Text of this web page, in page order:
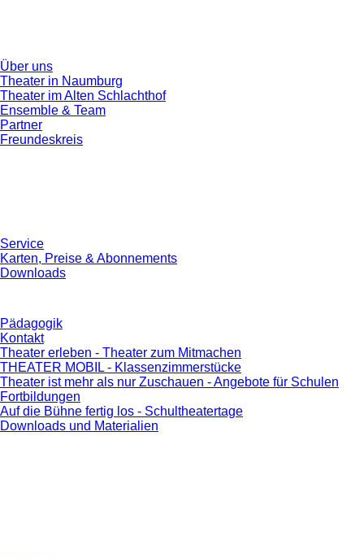
Über uns
Theater in Naumburg
Theater im Alten Schlachthof
Ensemble & Team
Partner
Freundeskreis
Service
Karten, Preise & Abonnements
Downloads
Pädagogik
Kontakt
Theater erleben - Theater zum Mitmachen
THEATER MOBIL - Klassenzimmerstücke
Theater ist mehr als nur Zuschauen - Angebote für Schulen
Fortbildungen
Auf die Bühne fertig los - Schultheatertage
Downloads und Materialien